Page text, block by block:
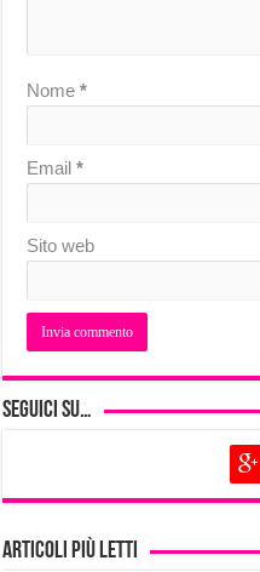
Nome*
Email*
Sito web
Seguici su…
Articoli più letti